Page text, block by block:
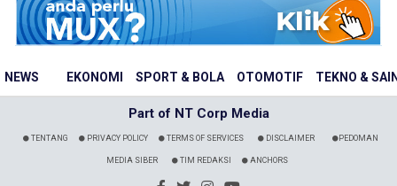
NEWS EKONOMI SPORT & BOLA OTOMOTIF TEKNO &
Part of NT Corp Media
TENTANG PRIVACY POLICY TERMS OF SERVICES DISCLAIMER PEDOMAN
MEDIA SIBER TIM REDAKSI ANCHORS